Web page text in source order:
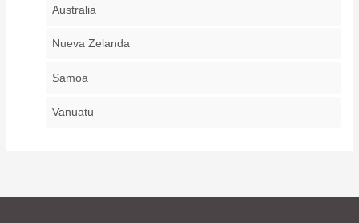
Australia
Nueva Zelanda
Samoa
Vanuatu